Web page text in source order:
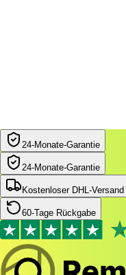
24‑Monate‑Garantie
24‑Monate‑Garantie
Kostenloser DHL-Versand
60-Tage Rückgabe